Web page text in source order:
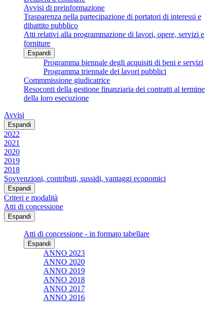
Avvisi di preinformazione
Trasparenza nella partecipazione di portatori di interessi e
dibattito pubblico
Atti relativi alla programmazione di lavori, opere, servizi e
forniture
Espandi
Programma biennale degli acquisiti di beni e servizi
Programma triennale dei lavori pubblici
Commmissione giudicatrice
Resoconti della gestione finanziaria dei contratti al termine
della loro esecuzione
Avvisi
Espandi
2022
2021
2020
2019
2018
Sovvenzioni, contributi, sussidi, vantaggi economici
Espandi
Criteri e modalità
Atti di concessione
Espandi
Atti di concessione - in formato tabellare
Espandi
ANNO 2023
ANNO 2020
ANNO 2019
ANNO 2018
ANNO 2017
ANNO 2016